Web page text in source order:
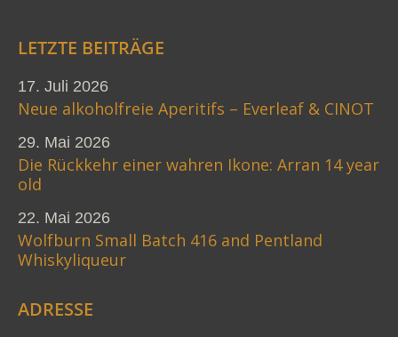
LETZTE BEITRÄGE
17. Juli 2026
Neue alkoholfreie Aperitifs – Everleaf & CINOT
29. Mai 2026
Die Rückkehr einer wahren Ikone: Arran 14 year
old
22. Mai 2026
Wolfburn Small Batch 416 and Pentland
Whiskyliqueur
ADRESSE